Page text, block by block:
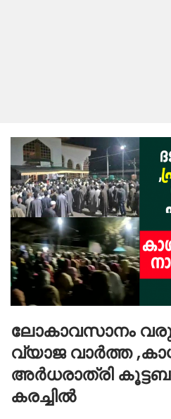
ലോകാവസാനം
വ്യാജ വാർത്ത
അർധരാത്രി
കരച്ചിൽ